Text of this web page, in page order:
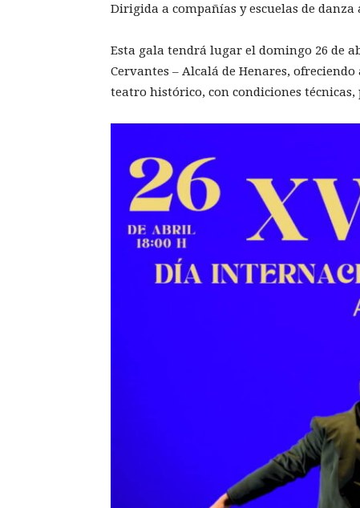
Dirigida a compañías y escuelas de danza
Esta gala tendrá lugar el domingo 26 de
Cervantes – Alcalá de Henares,
teatro histórico, con condiciones